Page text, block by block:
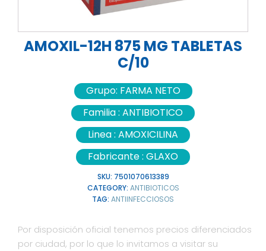
AMOXIL-12H 875 MG TABLETAS
C/10
Grupo: FARMA NETO
Familia : ANTIBIOTICO
Linea : AMOXICILINA
Fabricante : GLAXO
SKU: 7501070613389
CATEGORY: ANTIBIOTICOS
TAG: ANTIINFECCIOSOS
Por disposición oficial tenemos precios diferenciados
por ciudad, por lo que lo invitamos a visitar su